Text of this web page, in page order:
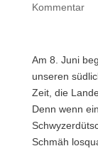
Kommentar
Am 8. Juni
unseren
Zeit, die
Denn wenn
Schmäh